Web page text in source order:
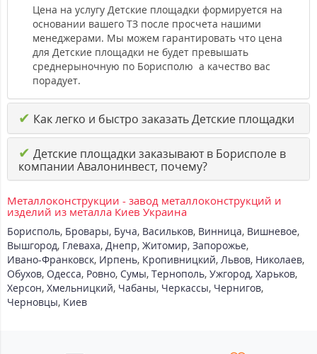
Цена на услугу Детские площадки формируется на
основании вашего ТЗ после просчета нашими
менеджерами. Мы можем гарантировать что цена
для Детские площадки не будет превышать
среднерыночную по Борисполю а качество вас
порадует.
✔ Как легко и быстро заказать Детские площадки
✔ Детские площадки заказывают в Борисполе в
компании Авалонинвест, почему?
Металлоконструкции - завод металлоконструкций и
изделий из металла Киев Украина
Борисполь, Бровары, Буча, Васильков, Винница, Вишневое,
Вышгород, Глеваха, Днепр, Житомир, Запорожье,
Ивано-Франковск, Ирпень, Кропивницкий, Львов, Николаев,
Обухов, Одесса, Ровно, Сумы, Тернополь, Ужгород, Харьков,
Херсон, Хмельницкий, Чабаны, Черкассы, Чернигов,
Черновцы, Киев